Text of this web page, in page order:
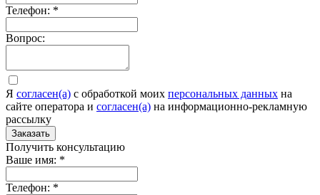
Телефон: *
Вопрос:
Я согласен(а) c обработкой моих персональных данных на
сайте оператора и согласен(а) на информационно-рекламную
рассылку
Заказать
Получить консультацию
Ваше имя: *
Телефон: *